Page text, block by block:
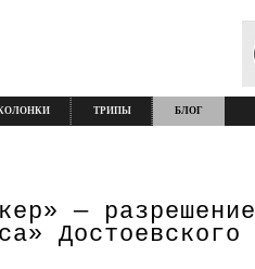
ТРИПЫ БЛОГ
— разрешение
Достоевского